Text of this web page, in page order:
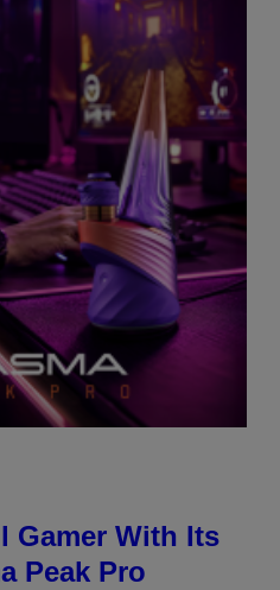
Gamer With Its
Peak Pro